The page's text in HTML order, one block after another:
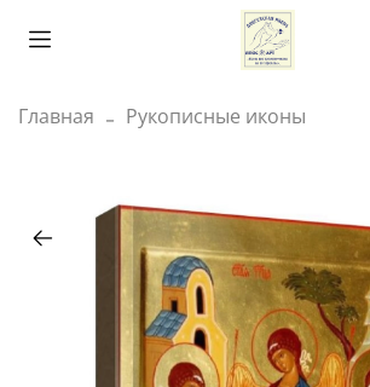
Главная Рукописные иконы